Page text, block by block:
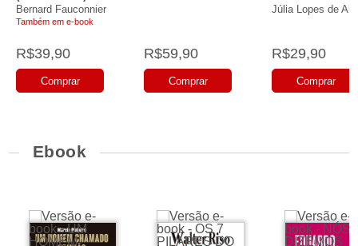
Bernard Fauconnier
Também em e-book
R$39,90
Comprar
R$59,90
Comprar
Júlia Lopes de
R$29,90
Comprar
Ebook